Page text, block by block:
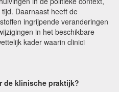
Daarnaast heeft de
ingrijpende veranderingen
in het beschikbare
kader waarin clinici
de klinische praktijk?